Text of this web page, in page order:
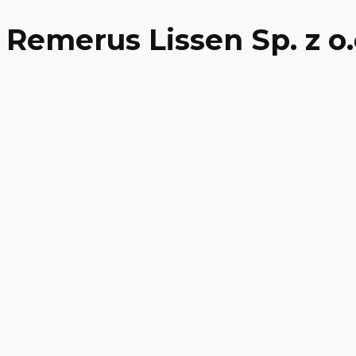
Remerus Lissen Sp. z